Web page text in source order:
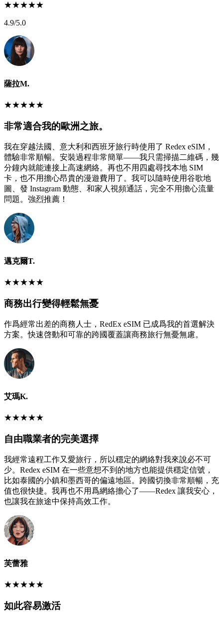
★★★★★
4.9/5.0
薩拉M.
★★★★★
非常適合我的歐洲之旅。
我在穿越法國、意大利和西班牙旅行時使用了 Redex eSIM，
體驗非常順暢。安裝過程非常簡單——我只需掃描二維碼，幾
分鐘內就能連接上高速網絡。再也不用四處尋找本地 SIM
卡，也不用擔心昂貴的漫遊費用了。我可以隨時使用谷歌地
圖、發 Instagram 動態、和家人視頻通話，完全不用擔心流量
問題。強烈推薦！
邁克爾T.
★★★★★
商務出行變得輕鬆無憂
作爲經常出差的商務人士，RedEx eSIM 已成爲我的首選解決
方案。快速啓動和可靠的跨國覆蓋讓商務旅行無憂無慮。
艾瑪K.
★★★★★
自由職業者的完美選擇
我經常遠程工作又愛旅行，所以穩定的網絡對我來說必不可
少。Redex eSIM 在一些意想不到的地方也能提供穩定信號，
比如泰國的小鎮和墨西哥的偏遠地區。跨國切換非常順暢，充
值也很快捷。我再也不用爲網絡擔心了——Redex 讓我安心，
也讓我在旅途中保持高效工作。
芙蕾雅
★★★★★
如此容易激活